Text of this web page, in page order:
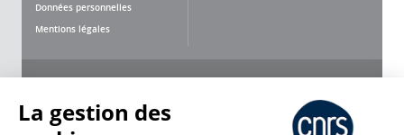
Données personnelles
Mentions légales
La gestion des